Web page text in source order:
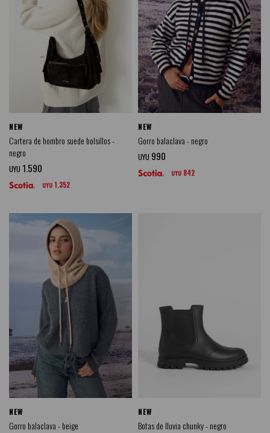
NEW
Cartera de hombro suede bolsillos -
negro
UYU 1.590
UYU 1.352
NEW
Gorro balaclava - negro
UYU 990
UYU 842
NEW
Gorro balaclava - beige
NEW
Botas de lluvia chunky - negro